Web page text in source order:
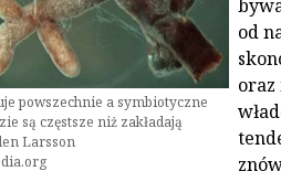
powszechnie a symbiotyczne
są częstsze niż zakładają
Larsson
od
oraz